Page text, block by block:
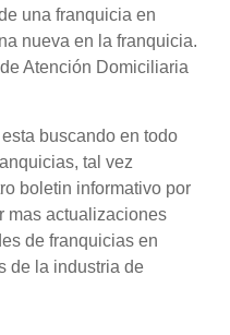
una franquicia en
nueva en la franquicia.
Atención Domiciliaria
buscando en todo
tal vez
boletin informativo por
mas actualizaciones
de franquicias en
de la industria de